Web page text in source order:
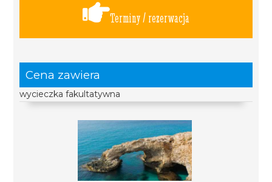
Terminy / rezerwacja
Cena zawiera
wycieczka fakultatywna